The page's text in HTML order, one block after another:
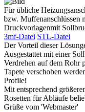
Für übliche
bzw. Muffenanschlüssen
Druckvorlagenmit
3mf-Datei STL-Datei
Der Vorteil dieser
Ausgestattet mit einer
Verdrehen auf dem Rohr
Tapete verschoben
Profile!
Mit entsprechend
Rosetten für Abläufe
Grüße vom 'Webmaster'